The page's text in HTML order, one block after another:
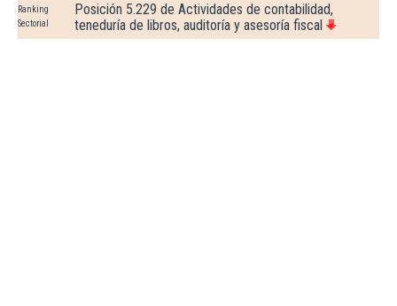
Ranking
Sectorial
Posición 5.229 de Actividades de contabilidad,
teneduría de libros, auditoría y asesoría fiscal